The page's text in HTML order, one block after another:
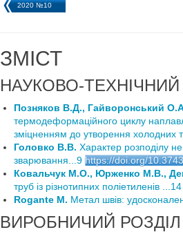
2020 №10
ЗМІСТ
НАУКОВО-ТЕХНІЧНИЙ
Позняков В.Д., Гайворонський
термодеформаційного циклу
зміцненням до утворення холодних
Головко В.В. Характер розподілу
зварювання...9 https://doi.org/
Ковальчук М.О., Юрженко М.В.,
труб із різнотипних поліетиленів ...14
Rogante M. Метал швів:
ВИРОБНИЧИЙ РОЗДІЛ